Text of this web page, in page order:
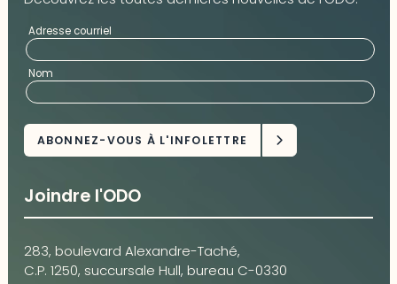
Adresse courriel
Nom
Joindre l'ODO
283, boulevard Alexandre-Taché,
C.P. 1250, succursale Hull, bureau C-0330